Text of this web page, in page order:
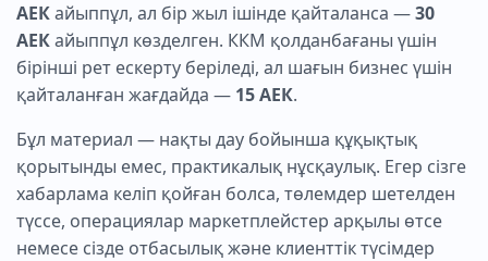
АЕКайыппұл, ал бір жыл ішінде қайталанса —30
АЕКайыппұл көзделген. ККМ қолданбағаны үшін
бірінші рет ескерту беріледі, ал шағын бизнес үшін
қайталанған жағдайда — 15 АЕК.
Бұл материал — нақты дау бойынша құқықтық
қорытынды емес, практикалық нұсқаулық. Егер сізге
хабарлама келіп қойған болса, төлемдер шетелден
түссе, операциялар маркетплейстер арқылы өтсе
немесе сізде отбасылық және клиенттік түсімдер